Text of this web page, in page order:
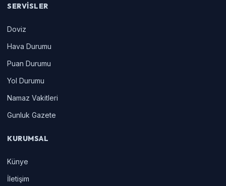
SERVISLER
Doviz
Hava Durumu
Puan Durumu
Yol Durumu
Namaz Vakitleri
Gunluk Gazete
KURUMSAL
Künye
İletişim